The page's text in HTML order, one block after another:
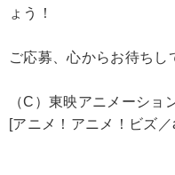
ょう！
ご応募、心からお待ちし
（C）東映アニメーショ
[アニメ！アニメ！ビズ